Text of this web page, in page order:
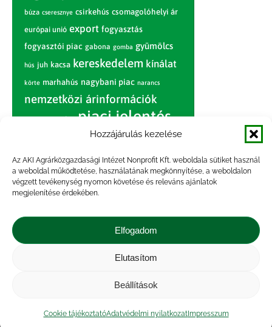
Hozzájárulás kezelése
Az AKI Agrárközgazdasági Intézet Nonprofit Kft. weboldala sütiket használ
a weboldal működtetése, használatának megkönnyítése, a weboldalon
végzett tevékenység nyomon követése és releváns ajánlatok
megjelenítése érdekében.
Elfogadom
Elutasítom
Beállítások
Cookie tájékoztatóAdatvédelmi nyilatkozatImpresszum
búza cseresznye csirkehús csomagolóhelyi ár
európai unió export fogyasztás
fogyasztói piac gabona gomba gyümölcs
hús juh kacsa kereskedelem kínálat
körte marhahús nagybani piac narancs
nemzetközi árinformációk
piac piaci jelentés
sertés sertéshús
szarvasmarha termelés termelői
ár tojás világpiac
vágóbárány
vágómarha vágósertés
Kapcsolat |
tájékoztató